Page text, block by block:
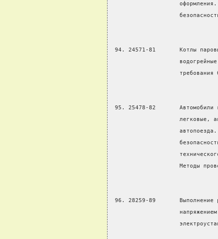
94. 24571-81       Котлы
требования
95. 25478-82       Автомобили
легковые,
Методы
96. 28259-89       Выполнение
напряжением